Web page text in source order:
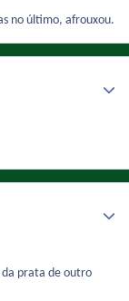
no último, afrouxou.
da prata de outro